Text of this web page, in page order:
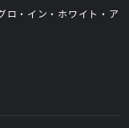
ロ・イン・ホワイト・ア